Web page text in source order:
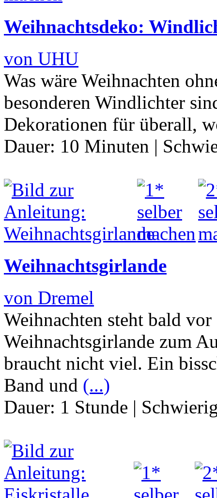
Weihnachtsdeko:
von UHU
Was wäre Weihnachten
besonderen Windlichter
Dekorationen für überall,
Dauer: 10 Minuten |
Weihnachtsgirlande
von Dremel
Weihnachten steht bald
Weihnachtsgirlande zum
braucht nicht viel. Ein
Band und (...)
Dauer: 1 Stunde |